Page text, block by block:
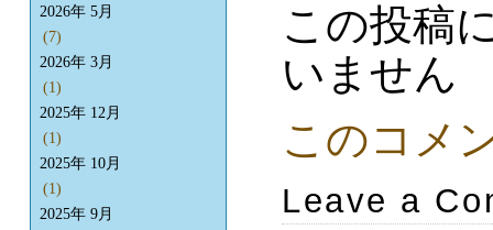
この投稿
いません
このコメ
Leave a
2026年 5月
(7)
2026年 3月
(1)
2025年 12月
(1)
2025年 10月
(1)
2025年 9月